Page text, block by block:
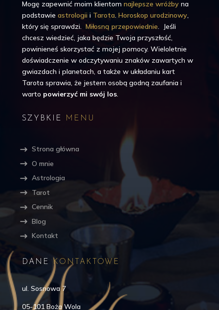
Mogę zapewnić moim klientom najlepsze wróżbyna
podstawie astrologiii Tarota. Horoskop urodzinowy,
który się sprawdzi. Miłosną przepowiednie. Jeśli
chcesz wiedzieć, jaka będzie Twoja przyszłość,
powinieneś skorzystać z mojej pomocy. Wieloletnie
doświadczenie w odczytywaniu znaków zawartych w
gwiazdach i planetach, a także w układaniu kart
Tarota sprawia, że jestem osobą godną zaufania i
warto powierzyć mi swój los.
SZYBKIE MENU
Strona główna
O mnie
Astrologia
Tarot
Cennik
Blog
Kontakt
DANE KONTAKTOWE
ul. Sosnowa 7
05-101 Boża Wola